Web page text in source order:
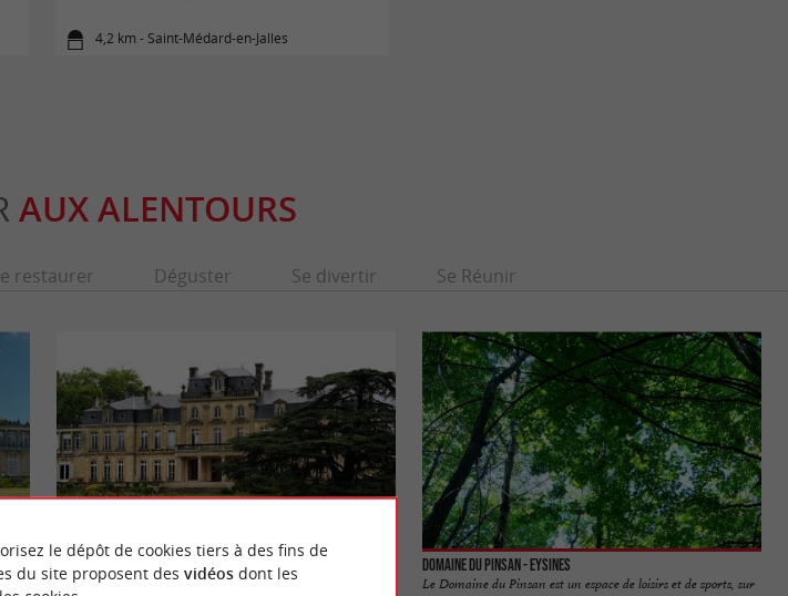
4,2 km - Saint-Médard-en-Jalles
AUX ALENTOURS
restaurer Déguster Se divertir Se Réunir
Parc de Bourran - Mérignac
Le Parc du Bourran est l’ancien domaine du Château Bourran,
Domaine du Pinsan - Eysines
Le Domaine du Pinsan est un espace de loisirs et de sports, sur
le dépôt de cookies tiers à des fins de
du site proposent des vidéosdont les